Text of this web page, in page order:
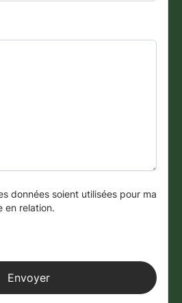
données soient utilisées pour ma
en relation.
Envoyer